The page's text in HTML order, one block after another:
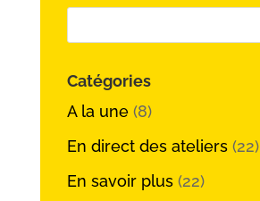
Catégories
A la une(8)
En direct des ateliers(22)
En savoir plus(22)